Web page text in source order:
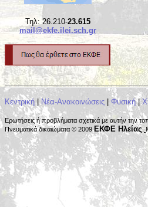
Τηλ: 26.210-23.615
mail@ekfe.ilei.sch.gr
Κεντρική|Νέα-Ανακοινώσεις Φυσική|
Ερωτήσεις ή προβλήματα σχετικά με αυτήν την
Πνευματικά δικαιώματα © 2009ΕΚΦΕ Ηλείας.